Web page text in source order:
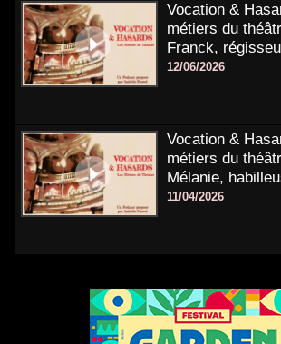
Vocation &
métiers du
Franck,
12/06/2026
Vocation &
métiers du
Mélanie,
11/04/2026